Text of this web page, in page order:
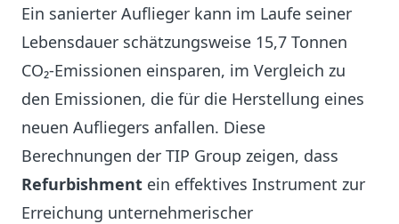
Ein sanierter Auflieger kann im Laufe seiner
Lebensdauer schätzungsweise 15,7 Tonnen
CO₂-Emissionen einsparen, im Vergleich zu
den Emissionen, die für die Herstellung eines
neuen Aufliegers anfallen. Diese
Berechnungen der TIP Group zeigen, dass
Refurbishment ein effektives Instrument zur
Erreichung unternehmerischer